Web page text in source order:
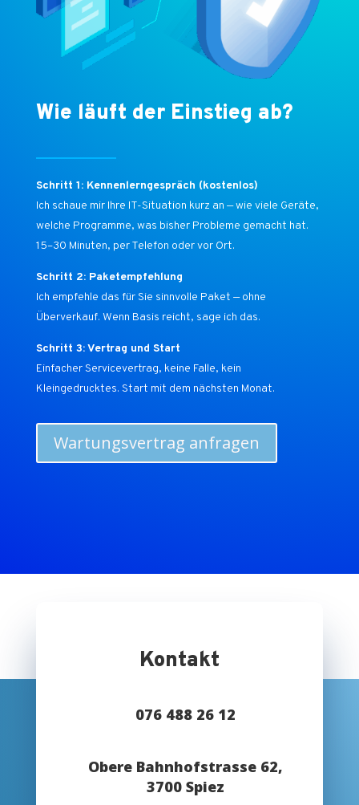
Wie läuft der Einstieg ab?
Schritt 1: Kennenlerngespräch (kostenlos)
Ich schaue mir Ihre IT-Situation kurz an — wie viele Geräte,
welche Programme, was bisher Probleme gemacht hat.
15–30 Minuten, per Telefon oder vor Ort.
Schritt 2: Paketempfehlung
Ich empfehle das für Sie sinnvolle Paket — ohne
Überverkauf. Wenn Basis reicht, sage ich das.
Schritt 3: Vertrag und Start
Einfacher Servicevertrag, keine Falle, kein
Kleingedrucktes. Start mit dem nächsten Monat.
Wartungsvertrag anfragen
Kontakt
076 488 26 12
Obere Bahnhofstrasse 62,
3700 Spiez